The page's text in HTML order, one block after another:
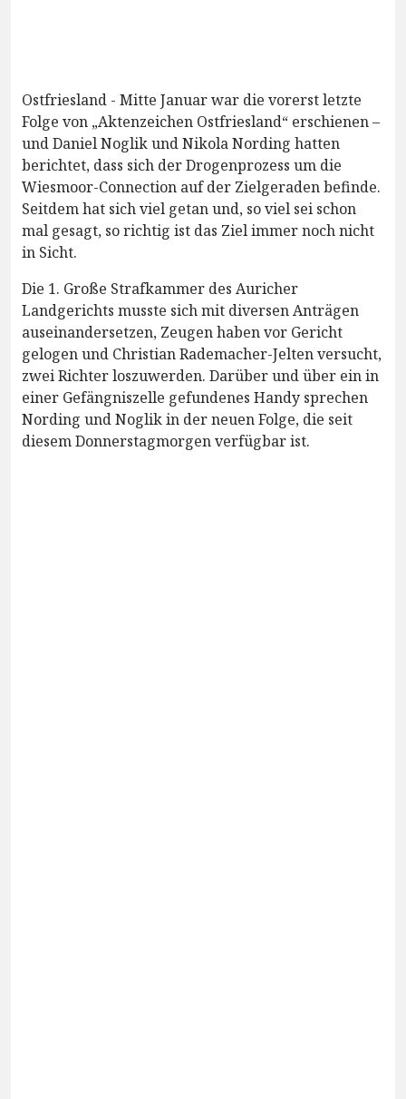
Ostfriesland - Mitte Januar war die vorerst letzte
Folge von „Aktenzeichen Ostfriesland“ erschienen –
und Daniel Noglik und Nikola Nording hatten
berichtet, dass sich der Drogenprozess um die
Wiesmoor-Connection auf der Zielgeraden befinde.
Seitdem hat sich viel getan und, so viel sei schon
mal gesagt, so richtig ist das Ziel immer noch nicht
in Sicht.
Die 1. Große Strafkammer des Auricher
Landgerichts musste sich mit diversen Anträgen
auseinandersetzen, Zeugen haben vor Gericht
gelogen und Christian Rademacher-Jelten versucht,
zwei Richter loszuwerden. Darüber und über ein in
einer Gefängniszelle gefundenes Handy sprechen
Nording und Noglik in der neuen Folge, die seit
diesem Donnerstagmorgen verfügbar ist.